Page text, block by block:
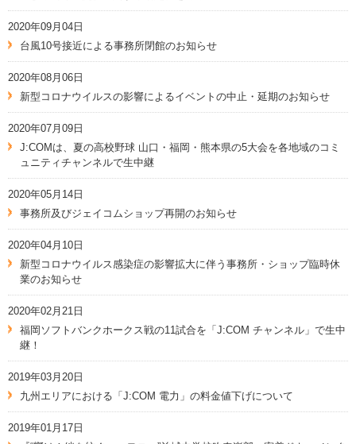
2020年09月04日
台風10号接近による事務所閉館のお知らせ
2020年08月06日
新型コロナウイルスの影響によるイベントの中止・延期のお知らせ
2020年07月09日
J:COMは、夏の高校野球 山口・福岡・熊本県の5大会を各地域のコミ
ュニティチャンネルで生中継
2020年05月14日
事務所及びジェイコムショップ再開のお知らせ
2020年04月10日
新型コロナウイルス感染症の影響拡大に伴う事務所・ショップ臨時休
業のお知らせ
2020年02月21日
福岡ソフトバンクホークス戦の11試合を「J:COM チャンネル」で生中
継！
2019年03月20日
九州エリアにおける「J:COM 電力」の料金値下げについて
2019年01月17日